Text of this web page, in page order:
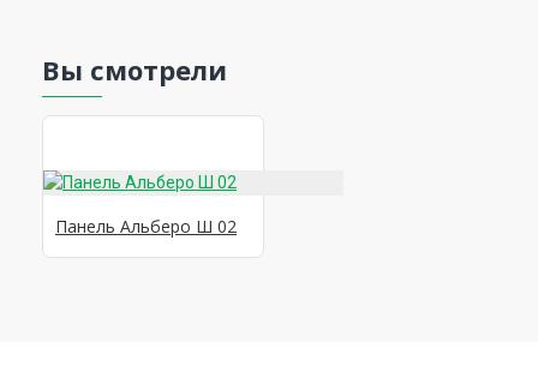
Вы смотрели
Панель Альберо Ш 02